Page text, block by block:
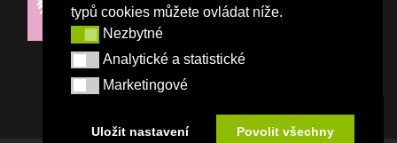
typů cookies můžete ovládat níže.
NezbytnéNezbytné
Analytické a statistické
Analytické a statistické
Marketingové
Marketingové
Uložit nastavení Povolit všechny